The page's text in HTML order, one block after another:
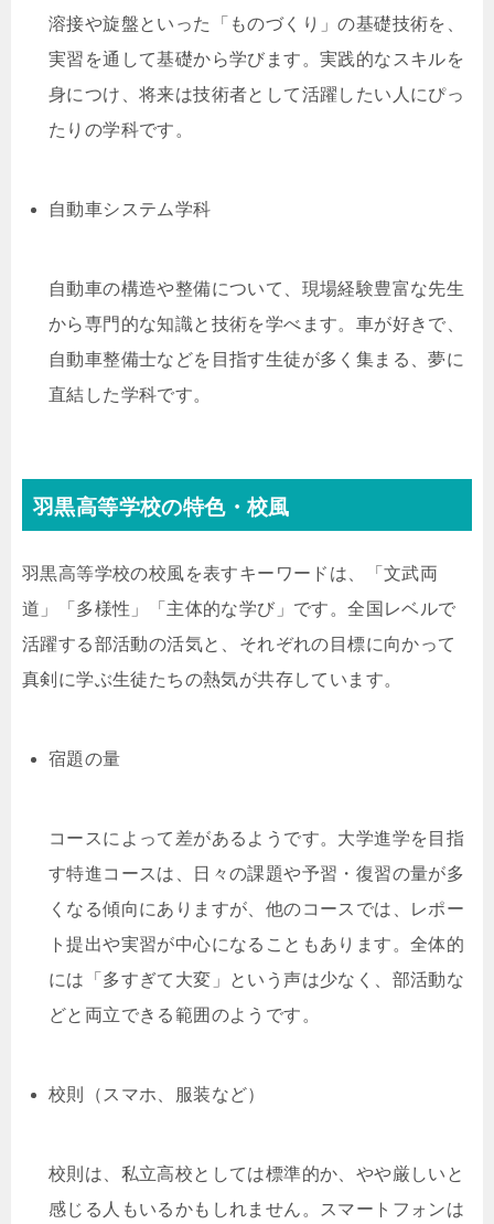
溶接や旋盤といった「ものづくり」の基礎技術を、
実習を通して基礎から学びます。実践的なスキルを
身につけ、将来は技術者として活躍したい人にぴっ
たりの学科です。
自動車システム学科
自動車の構造や整備について、現場経験豊富な先生
から専門的な知識と技術を学べます。車が好きで、
自動車整備士などを目指す生徒が多く集まる、夢に
直結した学科です。
羽黒高等学校の特色・校風
羽黒高等学校の校風を表すキーワードは、「文武両
道」「多様性」「主体的な学び」です。全国レベルで
活躍する部活動の活気と、それぞれの目標に向かって
真剣に学ぶ生徒たちの熱気が共存しています。
宿題の量
コースによって差があるようです。大学進学を目指
す特進コースは、日々の課題や予習・復習の量が多
くなる傾向にありますが、他のコースでは、レポー
ト提出や実習が中心になることもあります。全体的
には「多すぎて大変」という声は少なく、部活動な
どと両立できる範囲のようです。
校則（スマホ、服装など）
校則は、私立高校としては標準的か、やや厳しいと
感じる人もいるかもしれません。スマートフォンは